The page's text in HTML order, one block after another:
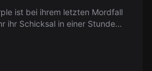
ist bei ihrem letzten Mordfall
ihr Schicksal in einer Stunde